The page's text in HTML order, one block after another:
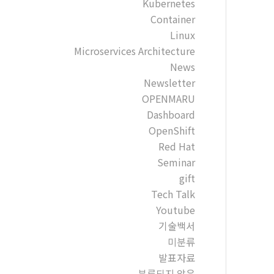
Kubernetes
Container
Linux
Microservices Architecture
News
Newsletter
OPENMARU
Dashboard
OpenShift
Red Hat
Seminar
gift
Tech Talk
Youtube
기술백서
미분류
발표자료